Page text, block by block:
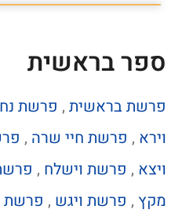
ספר בראשית
פרשת בראשית , פרשת נח
וירא , פרשת חיי שרה ,
ויצא , פרשת וישלח ,
מקץ , פרשת ויגש , פרשת